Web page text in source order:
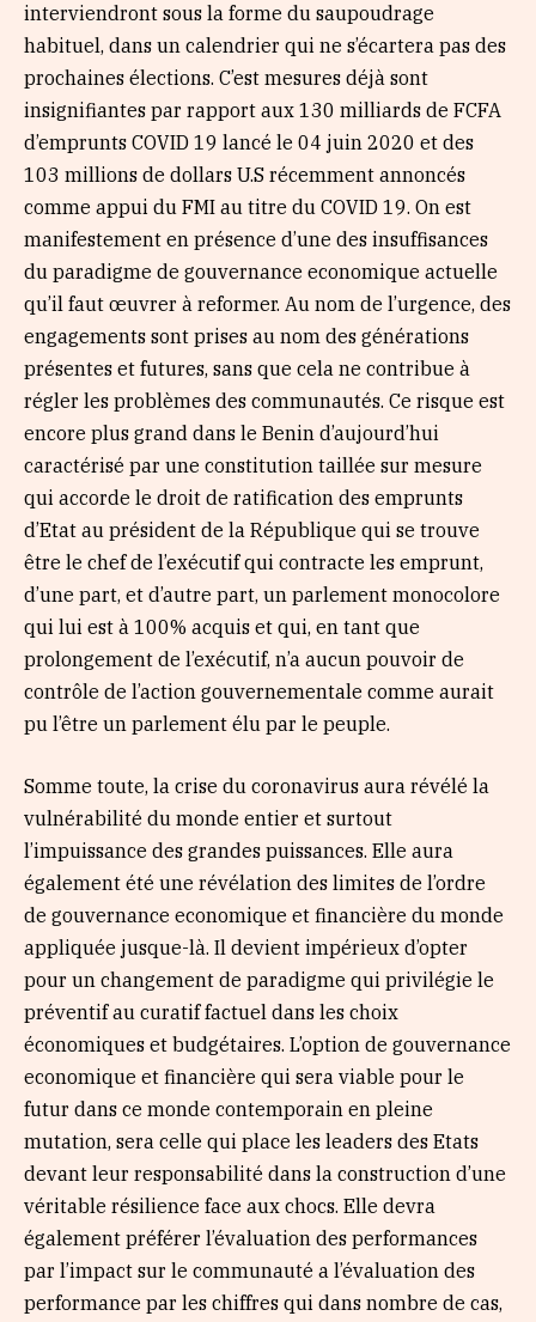
interviendront sous la forme du saupoudrage
habituel, dans un calendrier qui ne s’écartera pas des
prochaines élections. C’est mesures déjà sont
insignifiantes par rapport aux 130 milliards de FCFA
d’emprunts COVID 19 lancé le 04 juin 2020 et des
103 millions de dollars U.S récemment annoncés
comme appui du FMI au titre du COVID 19. On est
manifestement en présence d’une des insuffisances
du paradigme de gouvernance economique actuelle
qu’il faut œuvrer à reformer. Au nom de l’urgence, des
engagements sont prises au nom des générations
présentes et futures, sans que cela ne contribue à
régler les problèmes des communautés. Ce risque est
encore plus grand dans le Benin d’aujourd’hui
caractérisé par une constitution taillée sur mesure
qui accorde le droit de ratification des emprunts
d’Etat au président de la République qui se trouve
être le chef de l’exécutif qui contracte les emprunt,
d’une part, et d’autre part, un parlement monocolore
qui lui est à 100% acquis et qui, en tant que
prolongement de l’exécutif, n’a aucun pouvoir de
contrôle de l’action gouvernementale comme aurait
pu l’être un parlement élu par le peuple.
Somme toute, la crise du coronavirus aura révélé la
vulnérabilité du monde entier et surtout
l’impuissance des grandes puissances. Elle aura
également été une révélation des limites de l’ordre
de gouvernance economique et financière du monde
appliquée jusque-là. Il devient impérieux d’opter
pour un changement de paradigme qui privilégie le
préventif au curatif factuel dans les choix
économiques et budgétaires. L’option de gouvernance
economique et financière qui sera viable pour le
futur dans ce monde contemporain en pleine
mutation, sera celle qui place les leaders des Etats
devant leur responsabilité dans la construction d’une
véritable résilience face aux chocs. Elle devra
également préférer l’évaluation des performances
par l’impact sur le communauté a l’évaluation des
performance par les chiffres qui dans nombre de cas,